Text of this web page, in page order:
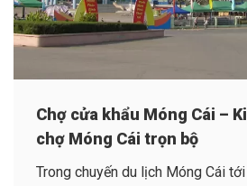
Chợ cửa khẩu Móng Cái –
chợ Móng Cái trọn bộ
Trong chuyến du lịch Móng Cái